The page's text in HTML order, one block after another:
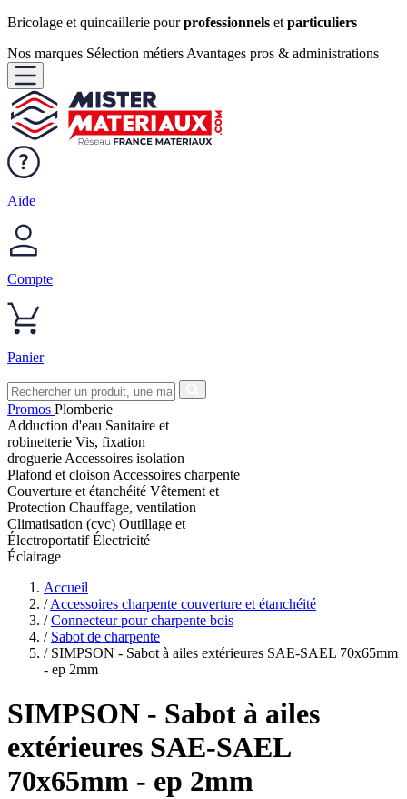
Bricolage et quincaillerie pourprofessionnels et particuliers
Nos marques Sélection métiers Avantages pros & administrations
Aide
Compte
Panier
Promos Plomberie
Adduction d'eau Sanitaire et
robinetterie Vis, fixation
droguerie Accessoires isolation
Plafond et cloison Accessoires charpente
Couverture et étanchéité Vêtement et
Protection Chauffage, ventilation
Climatisation (cvc) Outillage et
ÉlectroportatifÉlectricité
Éclairage
Accueil
/ Accessoires charpente couverture et étanchéité
/ Connecteur pour charpente bois
/ Sabot de charpente
/ SIMPSON - Sabot à ailes extérieures SAE-SAEL 70x65mm
- ep 2mm
SIMPSON - Sabot à ailes
extérieures SAE-SAEL
70x65mm - ep 2mm